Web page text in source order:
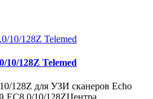
10/128Z Telemed
128Z для УЗИ сканеров Echo
EC8.0/10/128ZЦентра..